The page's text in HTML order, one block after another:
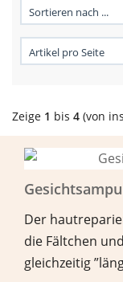
Zeige 1 bis 4 (von
Der
die Fältchen
gleichzeitig